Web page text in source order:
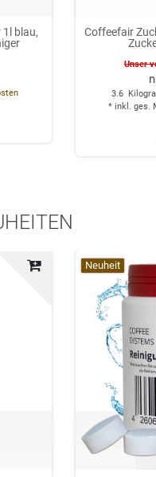
blau,
Coffeefair
Unser
3.6
* inkl. ges.
Top-Artikel
Neuheit